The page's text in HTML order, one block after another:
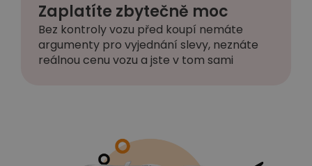
Zaplatíte zbytečně moc
Bez kontroly vozu před koupí nemáte
argumenty pro vyjednání slevy, neznáte
reálnou cenu vozu a jste v tom sami